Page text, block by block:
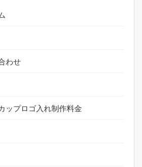
わせ
ップロゴ入れ制作料金